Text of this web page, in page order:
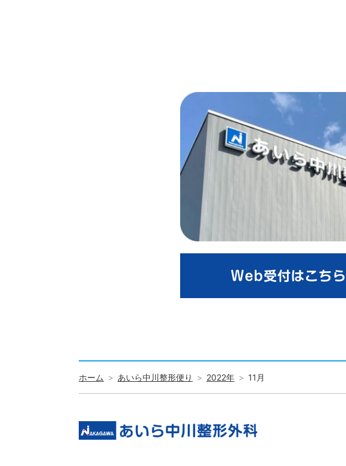
ホーム あいら中川整形便り 2022年 11月